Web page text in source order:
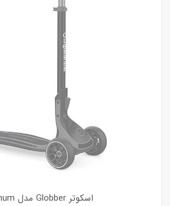
اسکوتر Globber مدل Ultimum